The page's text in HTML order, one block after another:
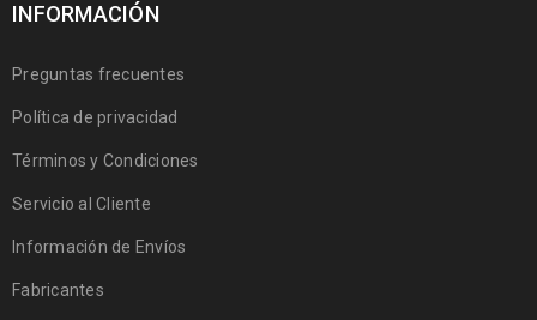
INFORMACIÓN
Preguntas frecuentes
Política de privacidad
Términos y Condiciones
Servicio al Cliente
Información de Envíos
Fabricantes